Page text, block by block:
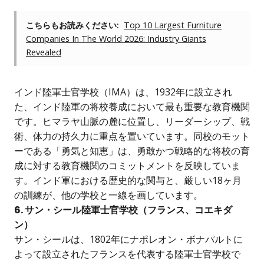
こちらもお読みください: Top 10 Largest Furniture
Companies In The World 2026: Industry Giants
Revealed
インド陸軍士官学校（IMA）は、1932年に設立され
た、インド陸軍の将校養成において最も重要な教育機関
です。ヒマラヤ山脈の麓に位置し、リーダーシップ、戦
術、体力の持久力に重点を置いています。同校のモット
ーである「勇気と知恵」は、勇敢かつ戦略的な将校の育
成に対する教育機関のコミットメントを反映していま
す。インド軍における歴史的な関与と、厳しい18ヶ月
の訓練が、他の学校と一線を画しています。
6. サン・シール陸軍士官学校（フランス、コエキダ
ン）
サン・シールは、1802年にナポレオン・ボナパルトに
よって設立されたフランスを代表する陸軍士官学校で